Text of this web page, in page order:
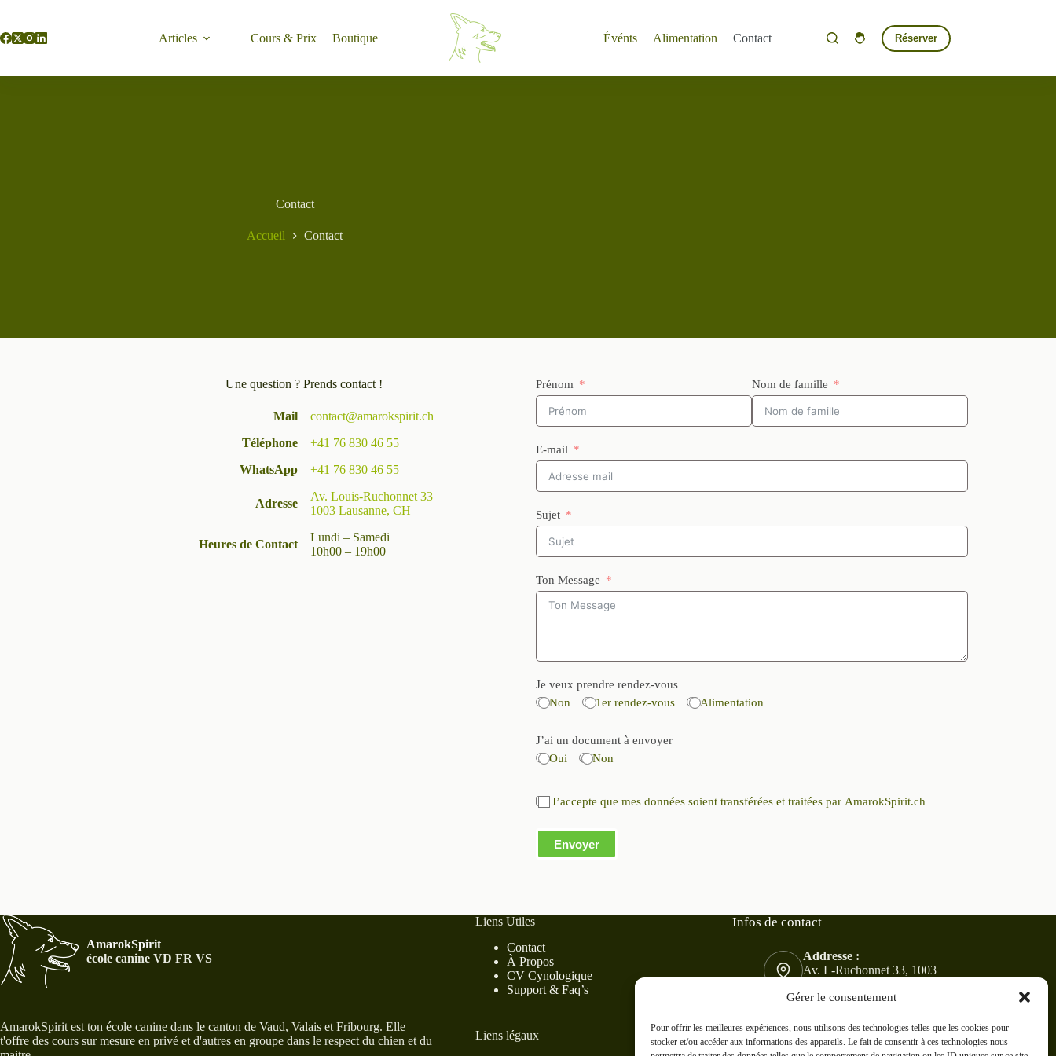
Gérer le consentement
Pour offrir les meilleures expériences, nous utilisons des technologies telles que les cookies pour
stocker et/ou accéder aux informations des appareils. Le fait de consentir à ces technologies nous
contenu
Articles Cours & Prix Boutique Événts Alimentation Contact Réserver
Contact
Accueil Contact
Une question ? Prends contact !
Mail
contact@amarokspirit.ch
Téléphone
+41 76 830 46 55
WhatsApp
+41 76 830 46 55
Adresse
Av. Louis-Ruchonnet 33
1003 Lausanne, CH
Heures de Contact
Lundi – Samedi
10h00 – 19h00
Prénom Nom de famille
E-mail
Sujet
Ton Message
Je veux prendre rendez-vous
Non
1er rendez-vous Alimentation
J’ai un document à envoyer
Oui
Non
J’accepte que mes données soient transférées et traitées par AmarokSpirit.ch
Envoyer
AmarokSpirit
école canine VD FR VS
AmarokSpirit est ton école canine dans le canton de Vaud, Valais et Fribourg. Elle
t'offre des cours sur mesure en privé et d'autres en groupe dans le respect du chien et du
Liens Utiles
Contact
À Propos
CV Cynologique
Support & Faq’s
Liens légaux
Infos de contact
Addresse :
Av. L-Ruchonnet 33, 1003
Mobile :
E-mail :